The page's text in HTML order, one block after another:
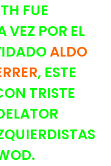
FUE
POR EL
ALDO
, ESTE
TRISTE